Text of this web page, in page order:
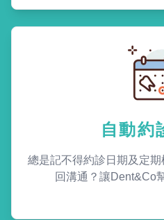
自動約
總是記不得約診日期及定
回溝通？讓Dent&Co